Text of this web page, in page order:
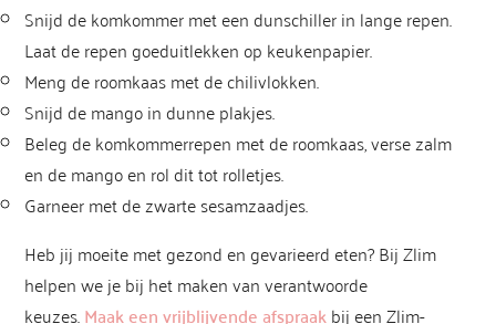
Snijd de komkommer met een dunschiller in lange repen.
Laat de repen goeduitlekken op keukenpapier.
Meng de roomkaas met de chilivlokken.
Snijd de mango in dunne plakjes.
Beleg de komkommerrepen met de roomkaas, verse zalm
en de mango en rol dit tot rolletjes.
Garneer met de zwarte sesamzaadjes.
Heb jij moeite met gezond en gevarieerd eten? Bij Zlim
helpen we je bij het maken van verantwoorde
keuzes.Maak een vrijblijvende afspraakbij een Zlim-